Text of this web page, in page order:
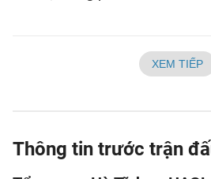
XEM TIẾP
Thông tin trước trận